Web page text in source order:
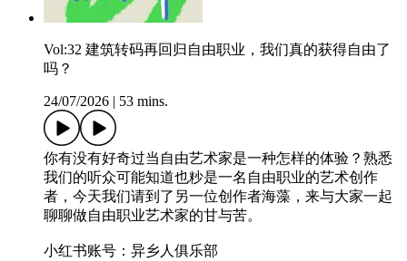
Vol:32 建筑转码再回归自由职业，我们真的获得自由了
吗？
24/07/2026 53 mins.
你有没有好奇过当自由艺术家是一种怎样的体验？熟悉
我们的听众可能知道也粆是一名自由职业的艺术创作
者，今天我们请到了另一位创作者海藻，来与大家一起
聊聊做自由职业艺术家的甘与苦。
小红书账号：异乡人俱乐部